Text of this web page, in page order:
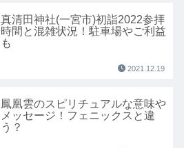
真清田神社(一宮市)初詣2022参拝
時間と混雑状況！駐車場やご利益
も
2021.12.19
鳳凰雲のスピリチュアルな意味や
メッセージ！フェニックスと違
う？